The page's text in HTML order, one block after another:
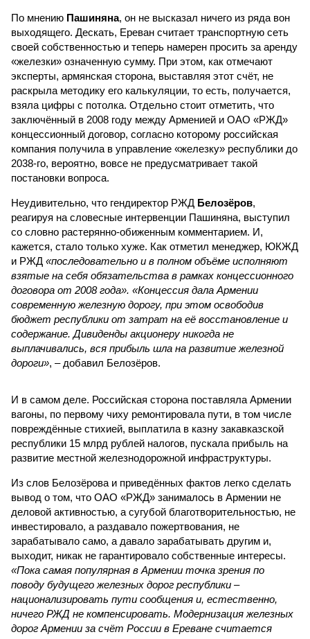
По мнению Пашиняна, он не высказал ничего из ряда вон
выходящего. Дескать, Ереван считает транспортную сеть
своей собственностью и теперь намерен просить за аренду
«железки» означенную сумму. При этом, как отмечают
эксперты, армянская сторона, выставляя этот счёт, не
раскрыла методику его калькуляции, то есть, получается,
взяла цифры с потолка. Отдельно стоит отметить, что
заключённый в 2008 году между Арменией и ОАО «РЖД»
концессионный договор, согласно которому российская
компания получила в управление «железку» республики до
2038-го, вероятно, вовсе не предусматривает такой
постановки вопроса.
Неудивительно, что гендиректор РЖД Белозёров,
реагируя на словесные интервенции Пашиняна, выступил
со словно растерянно-обиженным комментарием. И,
кажется, стало только хуже. Как отметил менеджер, ЮКЖД
и РЖД «последовательно и в полном объёме исполняют
взятые на себя обязательства в рамках концессионного
договора от 2008 года». «Концессия дала Армении
современную железную дорогу, при этом освободив
бюджет республики от затрат на её восстановление и
содержание. Дивиденды акционеру никогда не
выплачивались, вся прибыль шла на развитие железной
дороги», – добавил Белозёров.
И в самом деле. Российская сторона поставляла Армении
вагоны, по первому чиху ремонтировала пути, в том числе
повреждённые стихией, выплатила в казну закавказской
республики 15 млрд рублей налогов, пускала прибыль на
развитие местной железнодорожной инфраструктуры.
Из слов Белозёрова и приведённых фактов легко сделать
вывод о том, что ОАО «РЖД» занималось в Армении не
деловой активностью, а сугубой благотворительностью, не
инвестировало, а раздавало пожертвования, не
зарабатывало само, а давало зарабатывать другим и,
выходит, никак не гарантировало собственные интересы.
«Пока самая популярная в Армении точка зрения по
поводу будущего железных дорог рес­публики –
национализировать пути сообщения и, естественно,
ничего РЖД не компенсировать. Модернизация железных
дорог Армении за счёт России в Ереване считается